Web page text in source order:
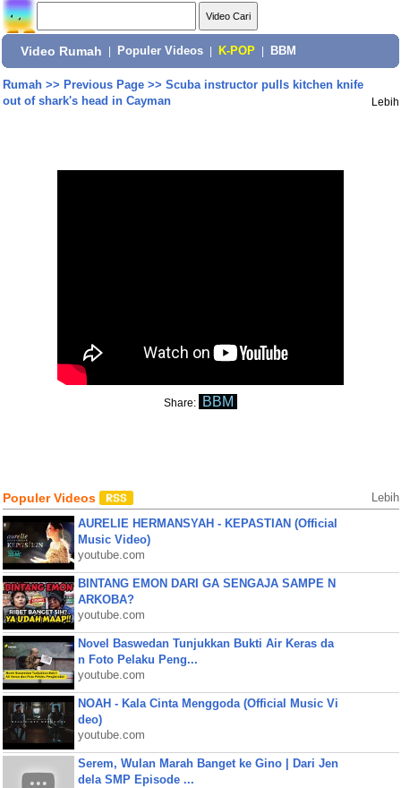
Video Rumah Populer Videos K-POP BBM
Rumah>> Previous Page>> Scuba instructor pulls kitchen knife
out of shark's head in Cayman
Lebih
Share: BBM
Populer Videos Lebih
AURELIE HERMANSYAH - KEPASTIAN (Official
Music Video)
youtube.com
BINTANG EMON DARI GA SENGAJA SAMPE N
ARKOBA?
youtube.com
Novel Baswedan Tunjukkan Bukti Air Keras da
n Foto Pelaku Peng...
youtube.com
NOAH - Kala Cinta Menggoda (Official Music Vi
deo)
youtube.com
Serem, Wulan Marah Banget ke Gino | Dari Jen
dela SMP Episode ...